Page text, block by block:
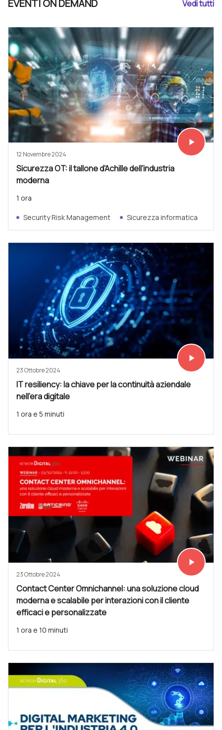
EVENTI ON DEMAND Vedi tutti
Vedi subito
play_arrow
12 Novembre 2024
Sicurezza OT: il tallone d'Achille dell'industria
moderna
1 ora
Security Risk Management Sicurezza informatica
Vedi subito
play_arrow
23 Ottobre 2024
IT resiliency: la chiave per la continuità aziendale
nell'era digitale
1 ora e 5 minuti
Vedi subito
play_arrow
23 Ottobre 2024
Contact Center Omnichannel: una soluzione cloud
moderna e scalabile per interazioni con il cliente
efficaci e personalizzate
1 ora e 10 minuti